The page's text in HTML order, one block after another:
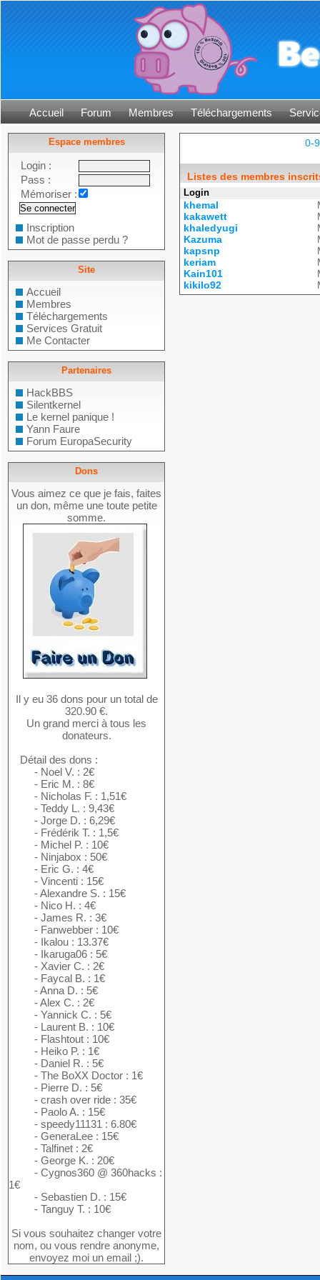
Accueil Forum Membres Téléchargements
Espace membres
Login :
Pass :
Mémoriser :
Inscription
Mot de passe perdu ?
Site
Accueil
Membres
Téléchargements
Services Gratuit
Me Contacter
Partenaires
HackBBS
Silentkernel
Le kernel panique !
Yann Faure
Forum EuropaSecurity
Dons
Vous aimez ce que je fais, faites
un don, même une toute petite
somme.
Il y eu 36 dons pour un total de
320.90 €.
Un grand merci à tous les
donateurs.
Détail des dons :
- Noel V. : 2€
- Eric M. : 8€
- Nicholas F. : 1,51€
- Teddy L. : 9,43€
- Jorge D. : 6,29€
- Frédérik T. : 1,5€
- Michel P. : 10€
- Ninjabox : 50€
- Eric G. : 4€
- Vincenti : 15€
- Alexandre S. : 15€
- Nico H. : 4€
- James R. : 3€
- Fanwebber : 10€
- Ikalou : 13.37€
- Ikaruga06 : 5€
- Xavier C. : 2€
- Faycal B. : 1€
- Anna D. : 5€
- Alex C. : 2€
- Yannick C. : 5€
- Laurent B. : 10€
- Flashtout : 10€
- Heiko P. : 1€
- Daniel R. : 5€
- The BoXX Doctor : 1€
- Pierre D. : 5€
- crash over ride : 35€
- Paolo A. : 15€
- speedy11131 : 6.80€
- GeneraLee : 15€
- Talfinet : 2€
- George K. : 20€
- Cygnos360 @ 360hacks :
1€
- Sebastien D. : 15€
- Tanguy T. : 10€
Si vous souhaitez changer votre
nom, ou vous rendre anonyme,
envoyez moi un email ;).
0-9
Listes des membres
Login
khemal
kakawett
khaledyugi
Kazuma
kapsnp
keriam
Kain101
kikilo92